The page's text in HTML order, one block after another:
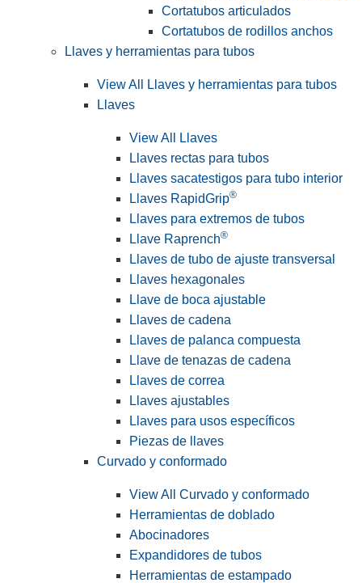
Cortatubos articulados
Cortatubos de rodillos anchos
Llaves y herramientas para tubos
View All Llaves y herramientas para tubos
Llaves
View All Llaves
Llaves rectas para tubos
Llaves sacatestigos para tubo interior
Llaves RapidGrip®
Llaves para extremos de tubos
Llave Raprench®
Llaves de tubo de ajuste transversal
Llaves hexagonales
Llave de boca ajustable
Llaves de cadena
Llaves de palanca compuesta
Llave de tenazas de cadena
Llaves de correa
Llaves ajustables
Llaves para usos específicos
Piezas de llaves
Curvado y conformado
View All Curvado y conformado
Herramientas de doblado
Abocinadores
Expandidores de tubos
Herramientas de estampado